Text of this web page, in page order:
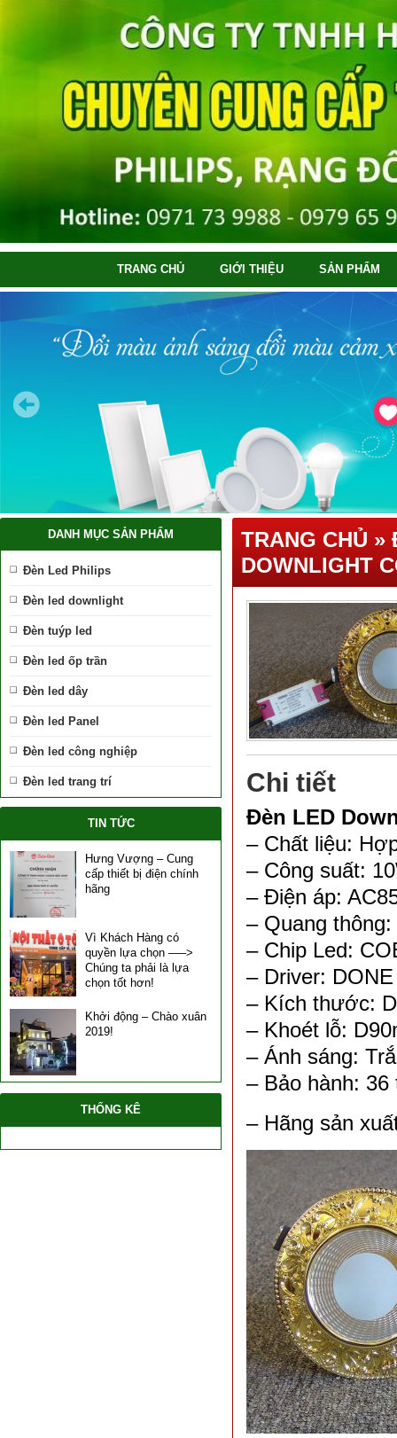
TRANG CHỦ GIỚI THIỆU SẢN PHẨM
DANH MỤC SẢN PHẨM
Đèn Led Philips
Đèn led downlight
Đèn tuýp led
Đèn led ốp trần
Đèn led dây
Đèn led Panel
Đèn led công nghiệp
Đèn led trang trí
TIN TỨC
Hưng Vượng – Cung
cấp thiết bị điện chính
hãng
Vì Khách Hàng có
quyền lựa chọn —–>
Chúng ta phải là lựa
chọn tốt hơn!
Khởi động – Chào xuân
2019!
THỐNG KÊ
TRANG CHỦ »
DOWNLIGHT
Chi tiết
Đèn LED
– Chất liệu:
– Công suất:
– Điện áp:
– Quang
– Chip Led:
– Driver: DONE
– Kích thước:
– Khoét lỗ:
– Ánh sáng:
– Bảo hành: 36
– Hãng sản